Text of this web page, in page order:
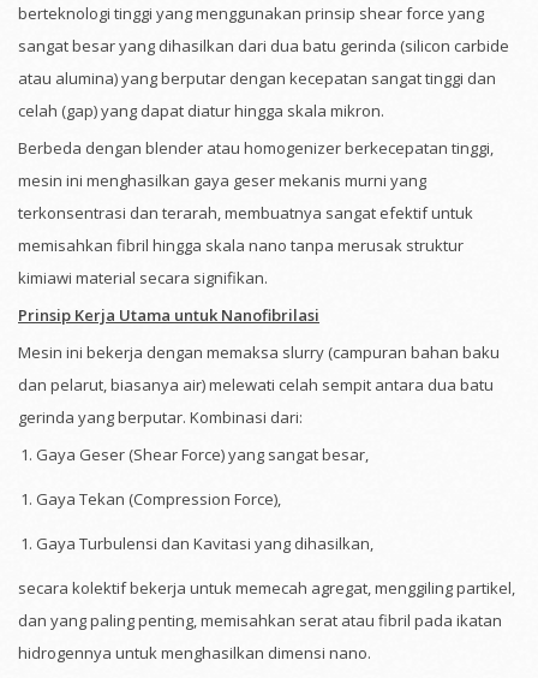
berteknologi tinggi yang menggunakan prinsip shear force yang
sangat besar yang dihasilkan dari dua batu gerinda (silicon carbide
atau alumina) yang berputar dengan kecepatan sangat tinggi dan
celah (gap) yang dapat diatur hingga skala mikron.
Berbeda dengan blender atau homogenizer berkecepatan tinggi,
mesin ini menghasilkan gaya geser mekanis murni yang
terkonsentrasi dan terarah, membuatnya sangat efektif untuk
memisahkan fibril hingga skala nano tanpa merusak struktur
kimiawi material secara signifikan.
Prinsip Kerja Utama untuk Nanofibrilasi
Mesin ini bekerja dengan memaksa slurry (campuran bahan baku
dan pelarut, biasanya air) melewati celah sempit antara dua batu
gerinda yang berputar. Kombinasi dari:
Gaya Geser (Shear Force) yang sangat besar,
Gaya Tekan (Compression Force),
Gaya Turbulensi dan Kavitasi yang dihasilkan,
secara kolektif bekerja untuk memecah agregat, menggiling partikel,
dan yang paling penting, memisahkan serat atau fibril pada ikatan
hidrogennya untuk menghasilkan dimensi nano.